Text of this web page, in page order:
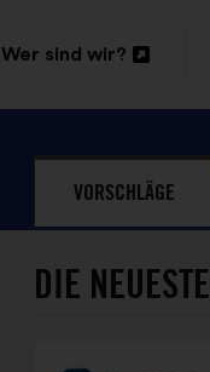
Wer sind wir?
Reiter
öffnen
VORSCHLÄGE
DIE